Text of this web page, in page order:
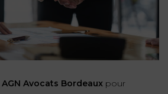
AGN Avocats Bordeaux pour